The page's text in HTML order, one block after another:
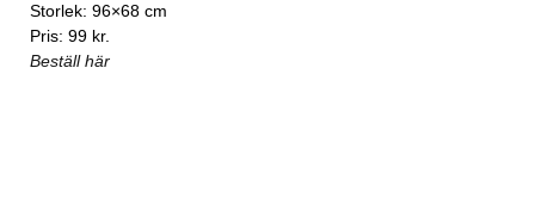
Storlek: 96×68 cm
Pris: 99 kr.
Beställ här